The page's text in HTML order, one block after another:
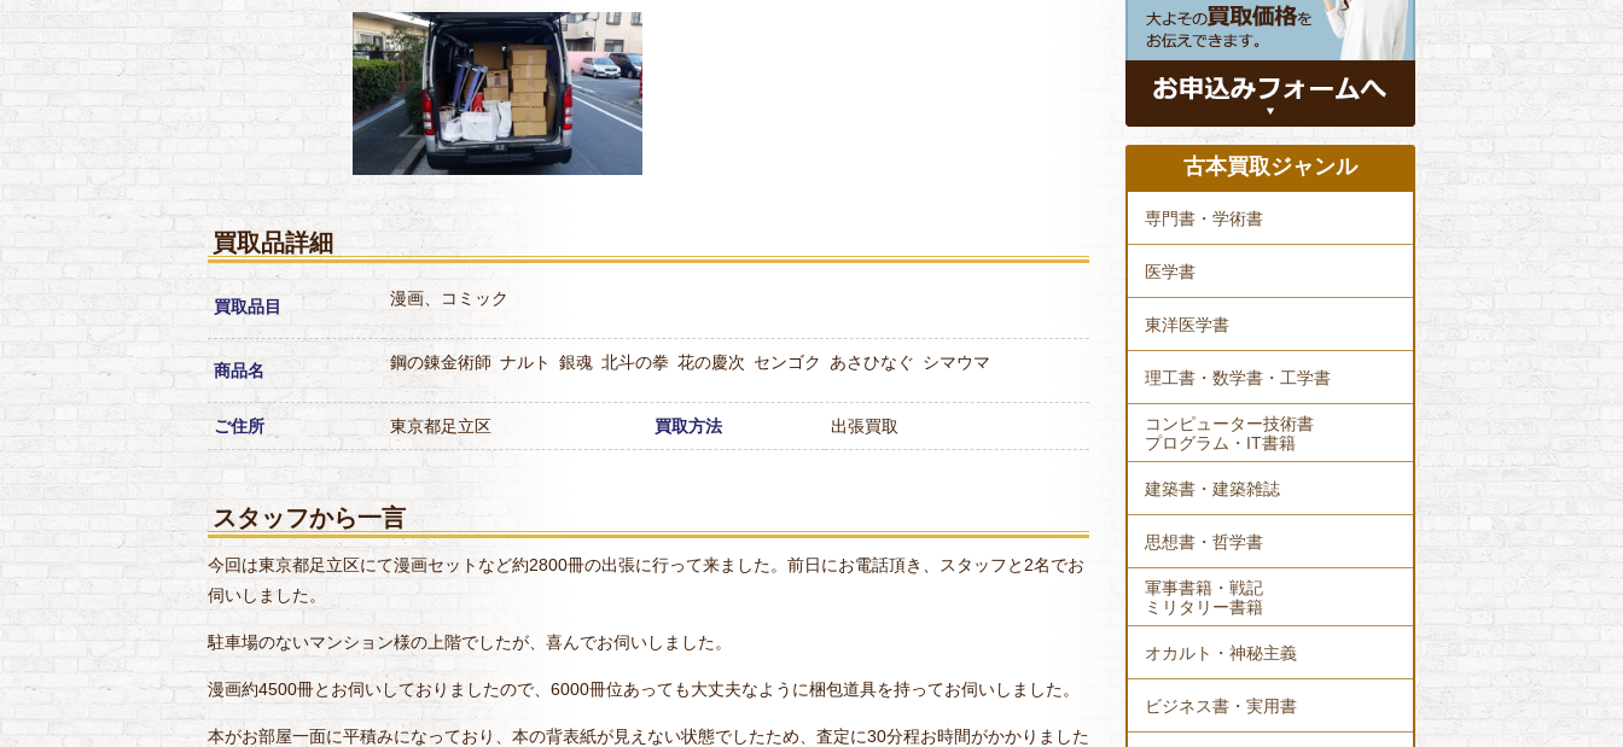
買取品詳細
買取品目 漫画、コミック
商品名 鋼の錬金術師 ナルト 銀魂 北斗の拳 花の慶次 センゴク あさひなぐ シマウマ
ご住所 東京都足立区 買取方法 出張買取
スタッフから一言
今回は東京都足立区にて漫画セットなど約2800冊の出張に行って来ました。前日にお電話頂き、スタッフと2名でお
伺いしました。
駐車場のないマンション様の上階でしたが、喜んでお伺いしました。
漫画約4500冊とお伺いしておりましたので、6000冊位あっても大丈夫なように梱包道具を持ってお伺いしました。
本がお部屋一面に平積みになっており、本の背表紙が見えない状態でしたため、査定に30分程お時間がかかりました
古本買取ジャンル
専門書・学術書
医学書
東洋医学書
理工書・数学書・工学書
コンピューター技術書
プログラム・IT書籍
建築書・建築雑誌
思想書・哲学書
軍事書籍・戦記
ミリタリー書籍
オカルト・神秘主義
ビジネス書・実用書